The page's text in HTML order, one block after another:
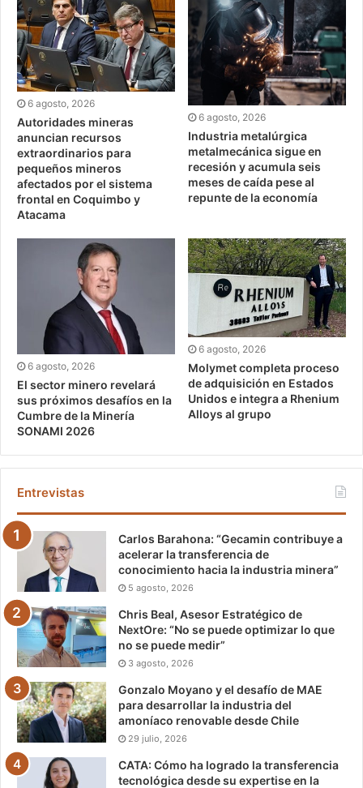
6 agosto, 2026
Autoridades mineras
anuncian recursos
extraordinarios para
pequeños mineros
afectados por el sistema
frontal en Coquimbo y
Atacama
6 agosto, 2026
Industria metalúrgica
metalmecánica sigue en
recesión y acumula seis
meses de caída pese al
repunte de la economía
6 agosto, 2026
El sector minero revelará
sus próximos desafíos en la
Cumbre de la Minería
SONAMI 2026
6 agosto, 2026
Molymet completa proceso
de adquisición en Estados
Unidos e integra a Rhenium
Alloys al grupo
Entrevistas
Carlos Barahona: “Gecamin contribuye a
acelerar la transferencia de
conocimiento hacia la industria minera”
5 agosto, 2026
Chris Beal, Asesor Estratégico de
NextOre: “No se puede optimizar lo que
no se puede medir”
3 agosto, 2026
Gonzalo Moyano y el desafío de MAE
para desarrollar la industria del
amoníaco renovable desde Chile
29 julio, 2026
CATA: Cómo ha logrado la transferencia
tecnológica desde su expertise en la